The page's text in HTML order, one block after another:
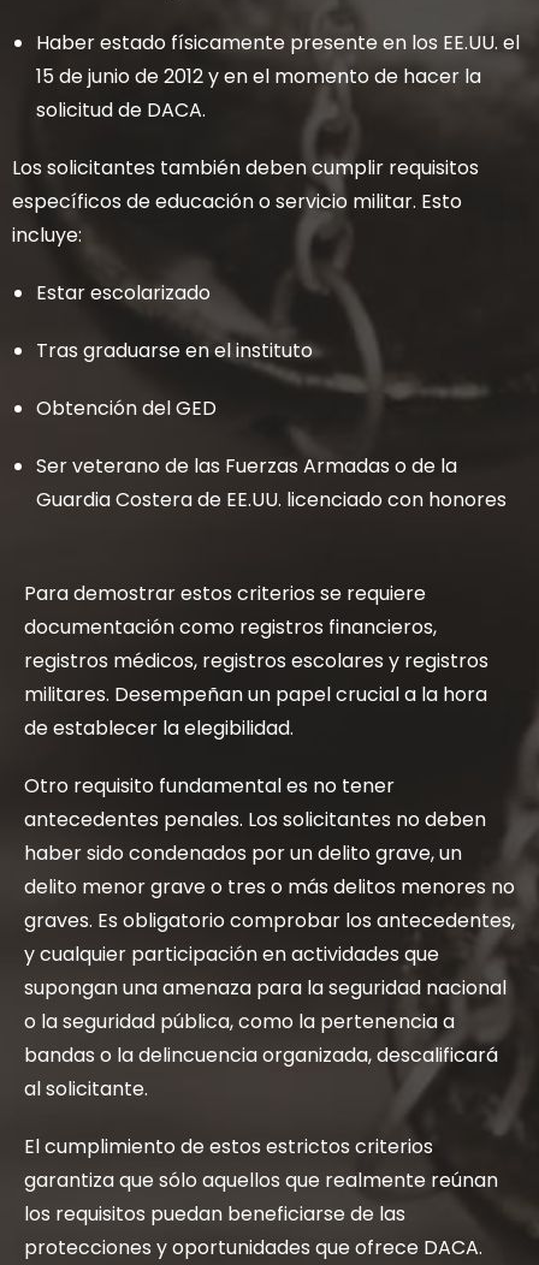
Haber estado físicamente presente en los EE.UU. el
15 de junio de 2012 y en el momento de hacer la
solicitud de DACA.
Los solicitantes también deben cumplir requisitos
específicos de educación o servicio militar. Esto
incluye:
Estar escolarizado
Tras graduarse en el instituto
Obtención del GED
Ser veterano de las Fuerzas Armadas o de la
Guardia Costera de EE.UU. licenciado con honores
Para demostrar estos criterios se requiere
documentación como registros financieros,
registros médicos, registros escolares y registros
militares. Desempeñan un papel crucial a la hora
de establecer la elegibilidad.
Otro requisito fundamental es no tener
antecedentes penales. Los solicitantes no deben
haber sido condenados por un delito grave, un
delito menor grave o tres o más delitos menores no
graves. Es obligatorio comprobar los antecedentes,
y cualquier participación en actividades que
supongan una amenaza para la seguridad nacional
o la seguridad pública, como la pertenencia a
bandas o la delincuencia organizada, descalificará
al solicitante.
El cumplimiento de estos estrictos criterios
garantiza que sólo aquellos que realmente reúnan
los requisitos puedan beneficiarse de las
protecciones y oportunidades que ofrece DACA.